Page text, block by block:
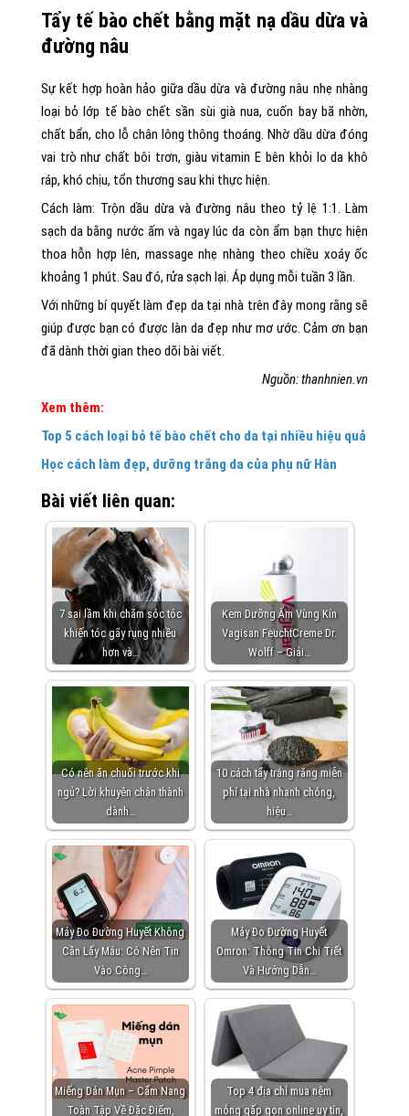
Tẩy tế bào chết bằng mặt nạ dầu dừa và
đường nâu
Sự kết hợp hoàn hảo giữa dầu dừa và đường nâu nhẹ nhàng
loại bỏ lớp tế bào chết sần sùi già nua, cuốn bay bã nhờn,
chất bẩn, cho lỗ chân lông thông thoáng. Nhờ dầu dừa đóng
vai trò như chất bôi trơn, giàu vitamin E bên khỏi lo da khô
ráp, khó chịu, tổn thương sau khi thực hiện.
Cách làm: Trộn dầu dừa và đường nâu theo tỷ lệ 1:1. Làm
sạch da bằng nước ấm và ngay lúc da còn ẩm bạn thực hiện
thoa hỗn hợp lên, massage nhẹ nhàng theo chiều xoáy ốc
khoảng 1 phút. Sau đó, rửa sạch lại. Áp dụng mỗi tuần 3 lần.
Với những bí quyết làm đẹp da tại nhà trên đây mong rằng sẽ
giúp được bạn có được làn da đẹp như mơ ước. Cảm ơn bạn
đã dành thời gian theo dõi bài viết.
Nguồn: thanhnien.vn
Xem thêm:
Top 5 cách loại bỏ tế bào chết cho da tại nhiều hiệu quả
Học cách làm đẹp, dưỡng trắng da của phụ nữ Hàn
Bài viết liên quan:
7 sai lầm khi chăm sóc tóc
khiến tóc gãy rụng nhiều
hơn và…
Kem Dưỡng Ẩm Vùng Kín
Vagisan FeuchtCreme Dr.
Wolff – Giải…
Có nên ăn chuối trước khi
ngủ? Lời khuyên chân thành
dành…
10 cách tẩy trắng răng miễn
phí tại nhà nhanh chóng,
hiệu…
Máy Đo Đường Huyết Không
Cần Lấy Máu: Có Nên Tin
Vào Công…
Máy Đo Đường Huyết
Omron: Thông Tin Chi Tiết
Và Hướng Dẫn…
Miếng Dán Mụn – Cẩm Nang
Toàn Tập Về Đặc Điểm,
Top 4 địa chỉ mua nệm
mỏng gấp gọn online uy tín,